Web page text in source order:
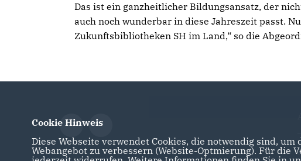
Das ist ein ganzheitlicher Bildungsansatz, der
auch noch wunderbar in diese Jahreszeit passt.
Zukunftsbibliotheken SH im Land,“ so die
Cookie Hinweis
Diese Webseite verwendet Cookies, die notwendig sind,
Webangebot zu verbessern (Website-Optmierung). Für